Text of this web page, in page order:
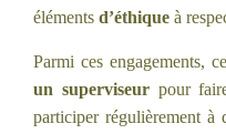
éléments d’éthique à
Parmi ces engagements,
un superviseurpour
participer régulièrement à